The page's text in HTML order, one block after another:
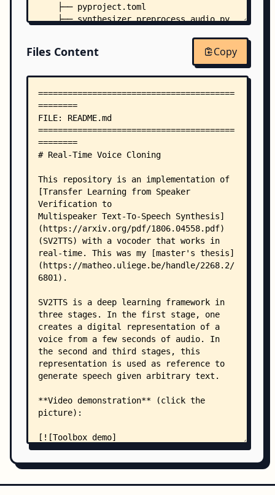
    ├── pyproject.toml
    ├── synthesizer_preprocess_audio.py
    ├── vocoder_preprocess.py
    ├── encoder/
    │   ├── __init__.py
    │   ├── audio.py
    │   ├── config.py
    │   ├── inference.py
    │   ├── model.py
    │   ├── params_data.py
    │   ├── preprocess.py
    │   ├── train.py
    │   ├── visualizations.py
    │   └── data_objects/
    │       ├── __init__.py
    │       ├── random_cycler.py
    │       ├── speaker.py
    │       ├── speaker_batch.py
    │       ├── speaker_verification_dataset.py
    ├── samples/
    │   ├── README.md
    │   └── VCTK.txt
    ├── synthesizer/
    │   ├── __init__.py
    │   ├── audio.py
    │   ├── hparams.py
    │   ├── LICENSE.txt
    │   ├── preprocess.py
    │   ├── synthesizer_dataset.py
    │   ├── train.py
    │   ├── models/
    │   └── utils/
Files Content Copy